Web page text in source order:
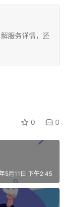
服务详情，还
0 0
5月11日 下午2:45